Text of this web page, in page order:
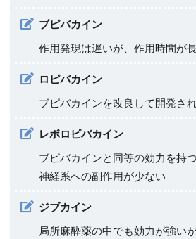
ブピバカイン
作用発現は遅いが、作用時間が
ロピバカイン
ブピバカインを改良して開発さ
レボロピバカイン
ブピバカインと同等の効力を持
神経系への副作用が少ない
ジブカイン
局所麻酔薬の中でも効力が強い